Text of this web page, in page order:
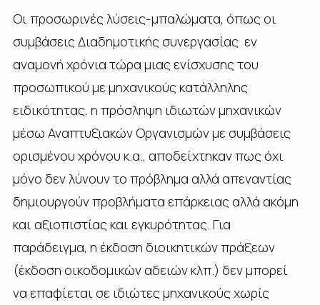
Οι προσωρινές λύσεις-μπαλώματα, όπως οι
συμβάσεις Διαδημοτικής συνεργασίας εν
αναμονή χρόνια τώρα μιας ενίσχυσης του
προσωπικού με μηχανικούς κατάλληλης
ειδικότητας, η πρόσληψη ιδιωτών μηχανικών
μέσω Αναπτυξιακών Οργανισμών με συμβάσεις
ορισμένου χρόνου κ.α., αποδείχτηκαν πως όχι
μόνο δεν λύνουν το πρόβλημα αλλά απεναντίας
δημιουργούν προβλήματα επάρκειας αλλά ακόμη
και αξιοπιστίας και εγκυρότητας. Για
παράδειγμα, η έκδοση διοικητικών πράξεων
(έκδοση οικοδομικών αδειών κλπ.) δεν μπορεί
να επαφίεται σε ιδιώτες μηχανικούς χωρίς